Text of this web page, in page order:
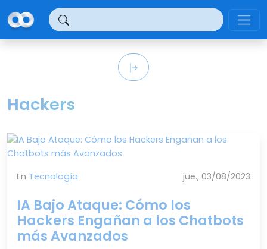
Hackers
En Tecnología jue., 03/08/2023
IA Bajo Ataque: Cómo los
Hackers Engañan a los Chatbots
más Avanzados
Panel de gestión de cookies